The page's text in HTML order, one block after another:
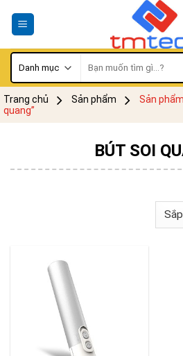
kiếm:
Trang chủ Sản phẩm
Sản
quang”
BÚT SOI